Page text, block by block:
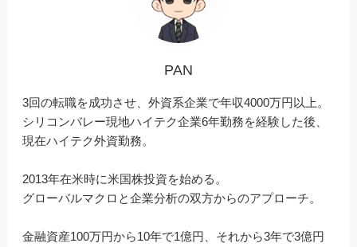
PAN
3回の転職を成功させ、外資系企業で年収4000万円以上。
シリコンバレー現地ハイテク企業6年勤務を経験した後、
現在ハイテク外資勤務。
2013年在米時に米国株投資を始める。
グローバルマクロと企業分析の双方からのアプローチ。
金融資産100万円から10年で1億円、それから3年で3億円